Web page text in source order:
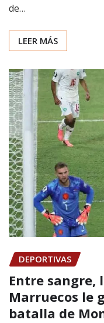
de…
LEER MÁS
DEPORTIVAS
Entre sangre,
Marruecos le
batalla de